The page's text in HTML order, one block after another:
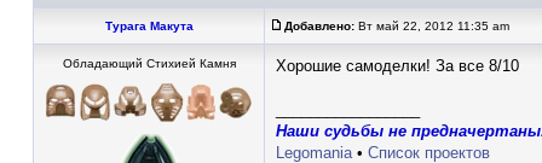
Турага Макута Добавлено: Вт май 22, 2012 11:35 am
Обладающий Стихией Камня Хорошие самоделки! За все 8/10
Наши судьбы не
Legomania• Список проектов